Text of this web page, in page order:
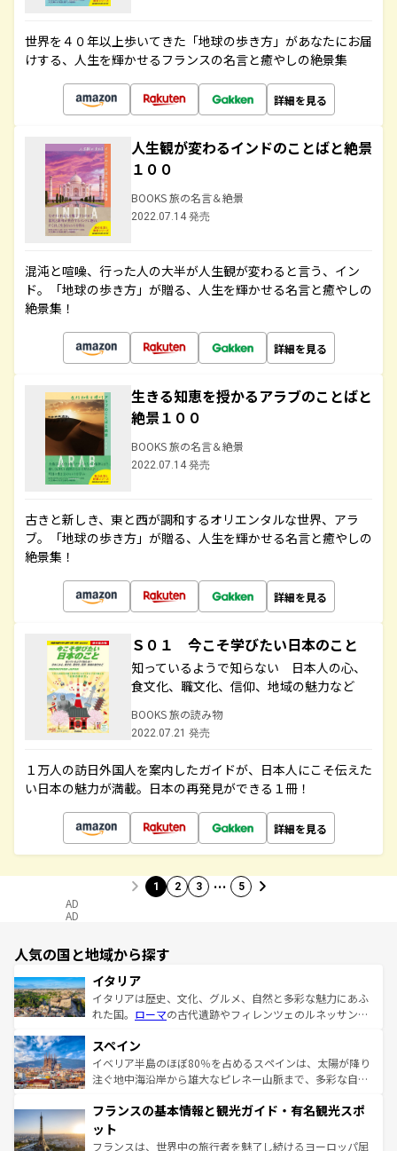
世界を４０年以上歩いてきた「地球の歩き方」があなたにお届
けする、人生を輝かせるフランスの名言と癒やしの絶景集
詳細を見る
人生観が変わるインドのことばと絶景
１００
BOOKS 旅の名言＆絶景
2022.07.14 発売
混沌と喧噪、行った人の大半が人生観が変わると言う、イン
ド。「地球の歩き方」が贈る、人生を輝かせる名言と癒やしの
絶景集！
詳細を見る
生きる知恵を授かるアラブのことばと
絶景１００
BOOKS 旅の名言＆絶景
2022.07.14 発売
古きと新しき、東と西が調和するオリエンタルな世界、アラ
ブ。「地球の歩き方」が贈る、人生を輝かせる名言と癒やしの
絶景集！
詳細を見る
Ｓ０１ 今こそ学びたい日本のこと
知っているようで知らない 日本人の心、
食文化、職文化、信仰、地域の魅力など
BOOKS 旅の読み物
2022.07.21 発売
１万人の訪日外国人を案内したガイドが、日本人にこそ伝えた
い日本の魅力が満載。日本の再発見ができる１冊！
詳細を見る
1 2 3 … 5
AD
AD
人気の国と地域から探す
イタリア
イタリアは歴史、文化、グルメ、自然と多彩な魅力にあふ
れた国。 ローマの古代遺跡やフィレンツェのルネッサンス
ろん、トスカーナの美しい田園風景やアマルフィ海岸の絶
景など、自然景観も見逃せない。観光の合間には、本場の
ピザやパスタなど、絶品のイタリア料理を堪能することも
ませてくれるイタリアで、忘れられない旅をしてみよう！
なお、新着のイタリア情報は
しい。
スペイン
イベリア半島のほぼ80％を占めるスペインは、太陽が降り
注ぐ地中海沿岸から雄大なピレネー山脈まで、多彩な自然
文化が根付くこの国では、情熱的なフラメンコ、熱気あふ
れる闘牛、そして美味しいタパスが生活の一部となってい
る。首都マドリードの洗練された雰囲気や、バルセロナの
フランスの基本情報と観光ガイド・有名観光スポ
ット
フランスは、世界中の旅行者を魅了し続けるヨーロッパ屈